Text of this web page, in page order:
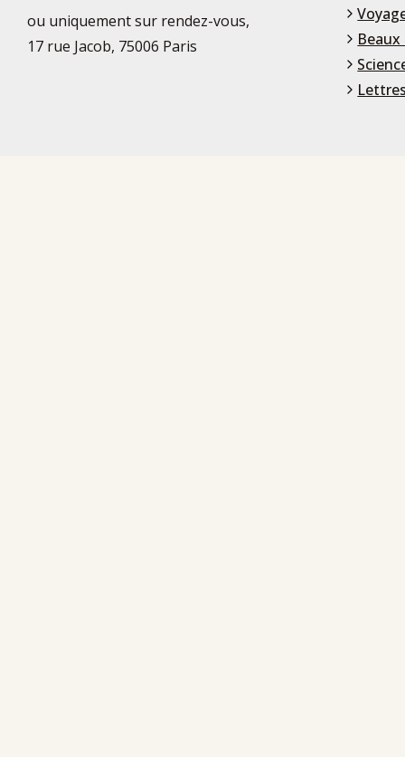
ou uniquement sur rendez-vous,
17 rue Jacob, 75006 Paris